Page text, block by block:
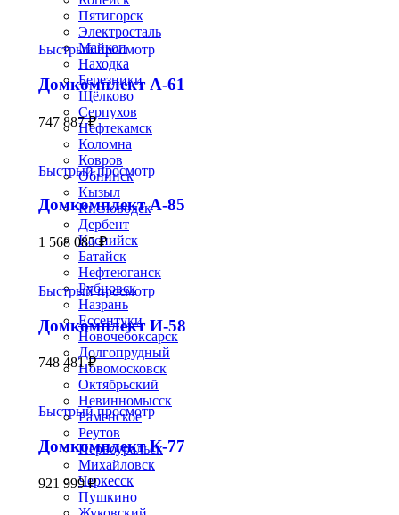
Пятигорск
Электросталь
Майкоп
Находка
Березники
Щёлково
Серпухов
Нефтекамск
Коломна
Ковров
Обнинск
Кызыл
Кисловодск
Дербент
Каспийск
Батайск
Нефтеюганск
Рубцовск
Назрань
Ессентуки
Новочебоксарск
Долгопрудный
Новомосковск
Октябрьский
Невинномысск
Раменское
Реутов
Первоуральск
Михайловск
Черкесск
Пушкино
Быстрый просмотр
Домкомплект А-61
747 887₽
Быстрый просмотр
Домкомплект А-85
1 568 085₽
Быстрый просмотр
Домкомплект И-58
748 481₽
Быстрый просмотр
Домкомплект К-77
921 999₽